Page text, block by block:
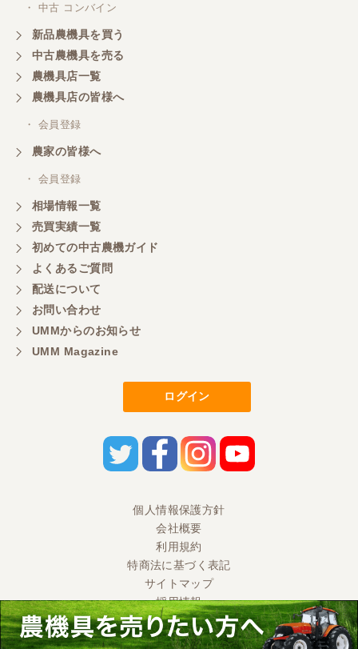
・ 中古 コンバイン
新品農機具を買う
中古農機具を売る
農機具店一覧
農機具店の皆様へ
・ 会員登録
農家の皆様へ
・ 会員登録
相場情報一覧
売買実績一覧
初めての中古農機ガイド
よくあるご質問
配送について
お問い合わせ
UMMからのお知らせ
UMM Magazine
ログイン
個人情報保護方針
会社概要
利用規約
特商法に基づく表記
サイトマップ
採用情報
Ⓒ 2020 UMM CO., LTD. All Rights Reserved.